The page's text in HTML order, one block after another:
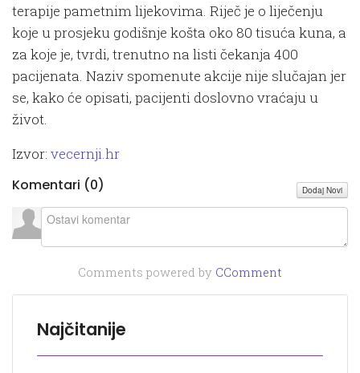
terapije pametnim lijekovima. Riječ je o liječenju
koje u prosjeku godišnje košta oko 80 tisuća kuna, a
za koje je, tvrdi, trenutno na listi čekanja 400
pacijenata. Naziv spomenute akcije nije slučajan jer
se, kako će opisati, pacijenti doslovno vraćaju u
život.
Izvor: vecernji.hr
Komentari (0) Dodaj Novi
Comments powered by CComment
Najčitanije